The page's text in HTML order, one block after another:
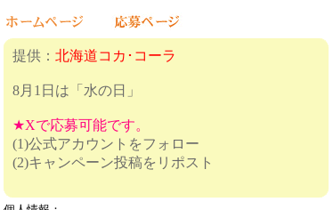
提供： 北海道コカ･コーラ
8月1日は「水の日」
★Xで応募可能です。
(1)公式アカウントをフォロー
(2)キャンペーン投稿をリポスト